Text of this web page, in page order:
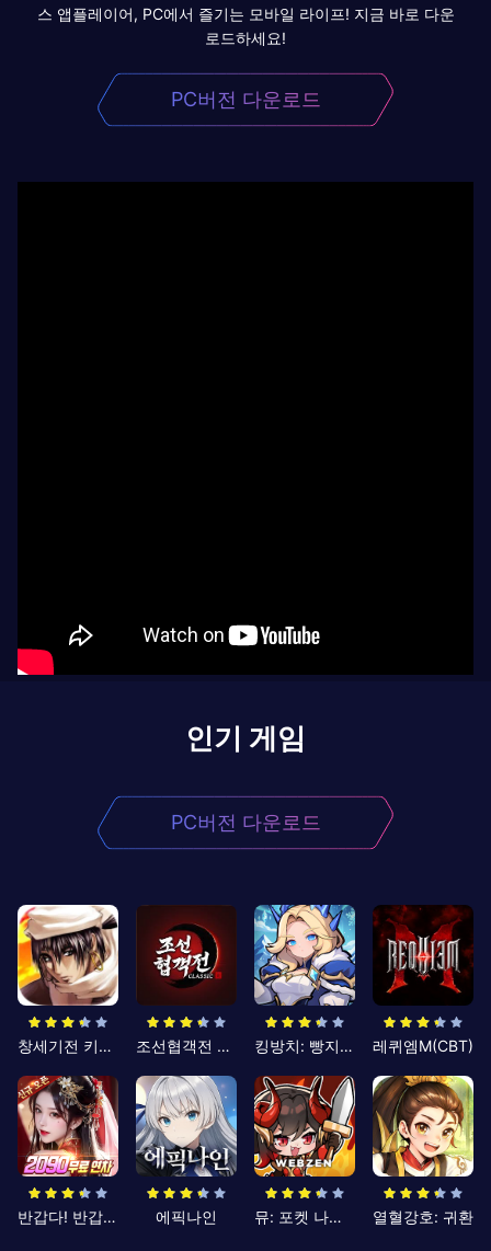
스 앱플레이어, PC에서 즐기는 모바일 라이프! 지금 바로 다운
로드하세요!
PC버전 다운로드
인기 게임
PC버전 다운로드
창세기전 키우기 조선협객전 클래식 킹방치: 빵지의 제왕 레퀴엠M(CBT)
반갑다! 반갑삼국지 에픽나인 뮤: 포켓 나이츠 열혈강호: 귀환